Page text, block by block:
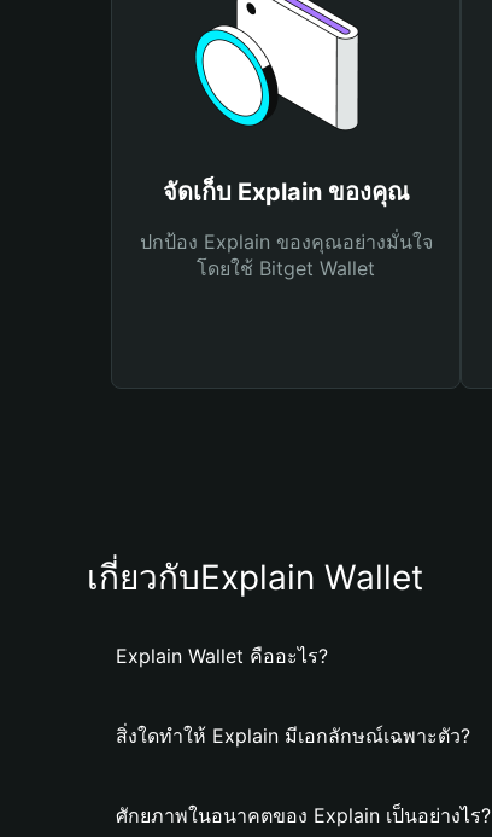
จัดเก็บ Explain ของคุณ
ปกป้อง Explain ของคุณอย่างมั่นใจ
โดยใช้ Bitget Wallet
เกี่ยวกับExplain Wallet
Explain Wallet คืออะไร?
สิ่งใดทำให้ Explain มีเอกลักษณ์เฉพาะตัว?
ศักยภาพในอนาคตของ Explain เป็นอย่างไร?